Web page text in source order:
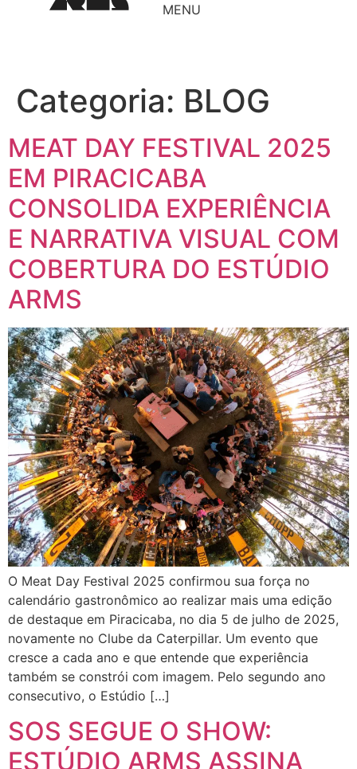
MENU
Categoria: BLOG
MEAT DAY FESTIVAL 2025
EM PIRACICABA
CONSOLIDA EXPERIÊNCIA
E NARRATIVA VISUAL COM
COBERTURA DO ESTÚDIO
ARMS
O Meat Day Festival 2025 confirmou sua força no
calendário gastronômico ao realizar mais uma edição
de destaque em Piracicaba, no dia 5 de julho de 2025,
novamente no Clube da Caterpillar. Um evento que
cresce a cada ano e que entende que experiência
também se constrói com imagem. Pelo segundo ano
consecutivo, o Estúdio […]
SOS SEGUE O SHOW:
ESTÚDIO ARMS ASSINA